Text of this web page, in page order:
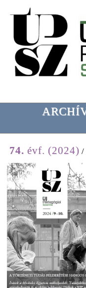
74. évf. (2024) /